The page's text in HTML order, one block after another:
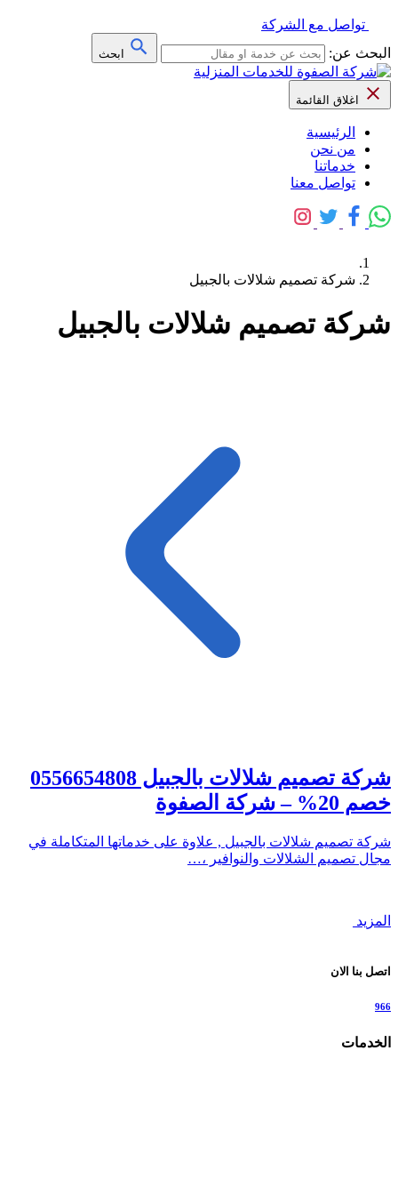
تواصل مع الشركة
البحث عن:
ابحث
اغلاق القائمة
الرئيسية
من نحن
خدماتنا
تواصل معنا
شركة تصميم شلالات بالجبيل
شركة تصميم شلالات بالجبيل
شركة تصميم شلالات بالجبيل 0556654808
خصم 20% – شركة الصفوة
شركة تصميم شلالات بالجبيل , علاوة على خدماتها المتكاملة في
مجال تصميم الشلالات والنوافير ،…
المزيد
اتصل بنا الان
966
الخدمات